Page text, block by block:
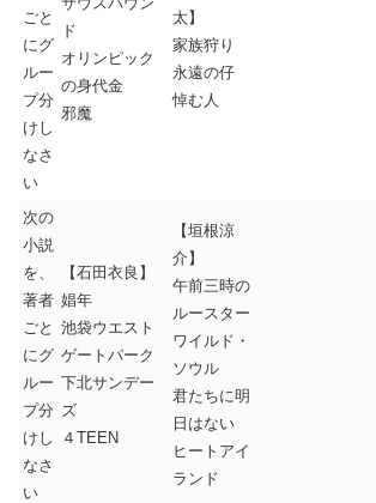
ごと
にグ
ルー
プ分
けし
なさ
い
ド
オリンピック
の身代金
邪魔
太】
家族狩り
永遠の仔
悼む人
次の
小説
を、
著者
ごと
にグ
ルー
プ分
けし
なさ
い
【石田衣良】
娼年
池袋ウエスト
ゲートパーク
下北サンデー
ズ
４TEEN
【垣根涼
介】
午前三時の
ルースター
ワイルド・
ソウル
君たちに明
日はない
ヒートアイ
ランド